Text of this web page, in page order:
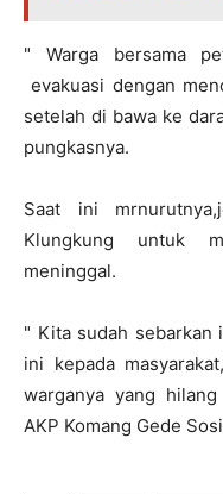
" Warga bersama
evakuasi dengan
setelah di bawa ke
pungkasnya.
Saat ini
Klungkung untuk
meninggal.
" Kita sudah sebarkan
ini kepada
warganya yang
AKP Komang Gede